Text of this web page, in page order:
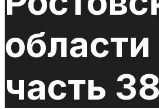
области
часть 38